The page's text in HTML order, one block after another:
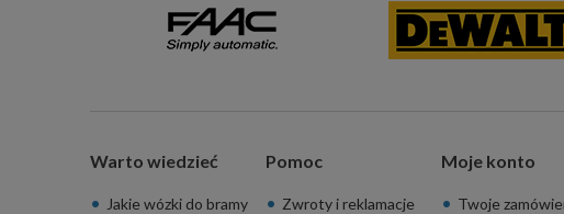
Warto wiedzieć
Jakie wózki do bramy
Pomoc
Zwroty i reklamacje
Moje konto
Twoje